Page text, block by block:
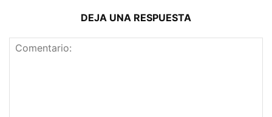
DEJA UNA RESPUESTA